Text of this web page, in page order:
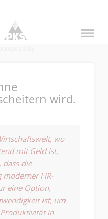
wird.
wo
mit Geld ist,
dass die
HR-
eine Option,
ist, um
in